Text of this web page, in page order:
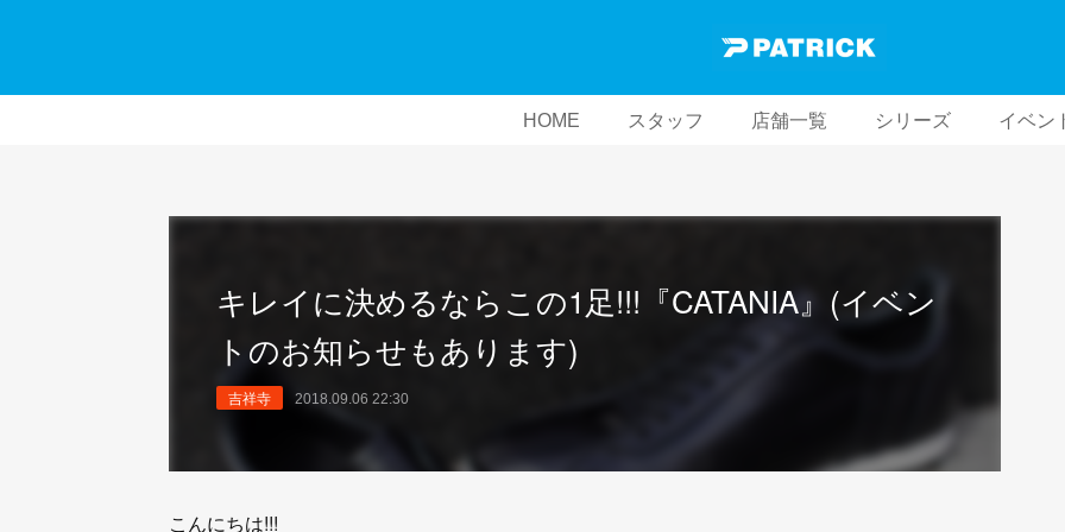
HOME スタッフ 店舗一覧 シリーズ イベン
キレイに決めるならこの1足!!!『CATANIA』(イベン
トのお知らせもあります)
吉祥寺 2018.09.06 22:30
こんにちは!!!